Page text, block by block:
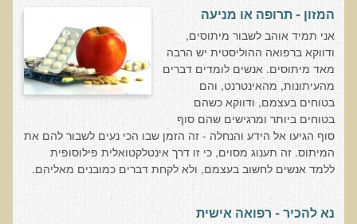
רכישת סדנת טיהור רעלים
תגובות ממשתתפי סדנת טיהור רעלים
סודות העיכול
שאלות ותשובות מסדנת סודות העיכול
רכישת סדנת סודות העיכול
חיים ארוכים ובריאים
רכישת סדנת חיים ארוכים ובריאים
שאלות ותשובות מסדנת חיים ארוכים ובריאים
המזון - תרופה או מניעה
אני תמיד אוהב לשבור מיתוסים,
ודווקא ברפואה ההוליסטית יש הרבה
מאד מיתוסים. אנשים לומדים דברים
מהעיתונות, מהאינטרנט, והם
בטוחים בעצמם, ודווקא כשהם
בטוחים ביותר ומרגישים שהם סוף
סוף הגיעו אל הידע והנחלה - זה הזמן שבו הכי נעים לשבור להם את
המיתוס. זה תענוג מסוים, כי זו דרך אינטלקטואלית פילוסופית
ללמד אנשים לחשוב בעצמם, ולא לקחת דברים כמובנים מאליהם.
נא להכיר - רפואה אישית